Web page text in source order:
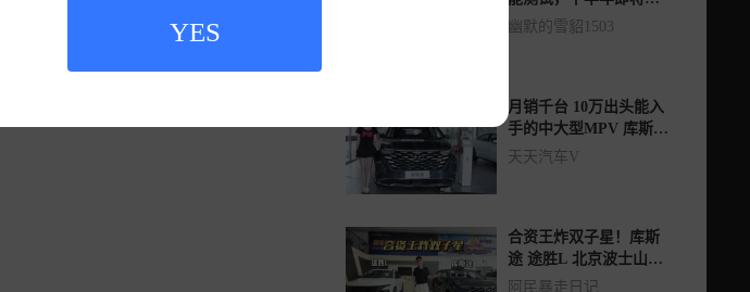
YES
市，您期待吗？
幽默的雪貂1503
月销千台 10万出头能入
手的中大型MPV 库斯途
性价比有多高？
天天汽车V
合资王炸双子星！库斯
途 途胜L 北京波士山震
撼来袭
阿民暴走日记